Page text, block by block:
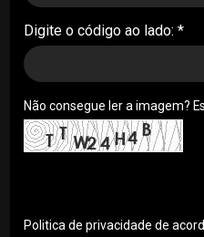
maliciosos foram
Digite o código ao lado: *
Não consegue ler a imagem?
Politica de privacidade de